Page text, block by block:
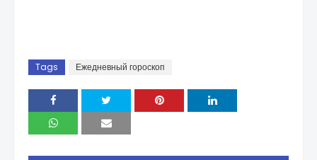
Tags Ежедневный гороскоп